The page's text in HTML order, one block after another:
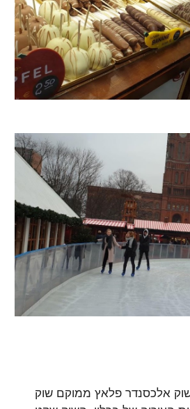
אלכסנדר פלאץ ממוקם שוק